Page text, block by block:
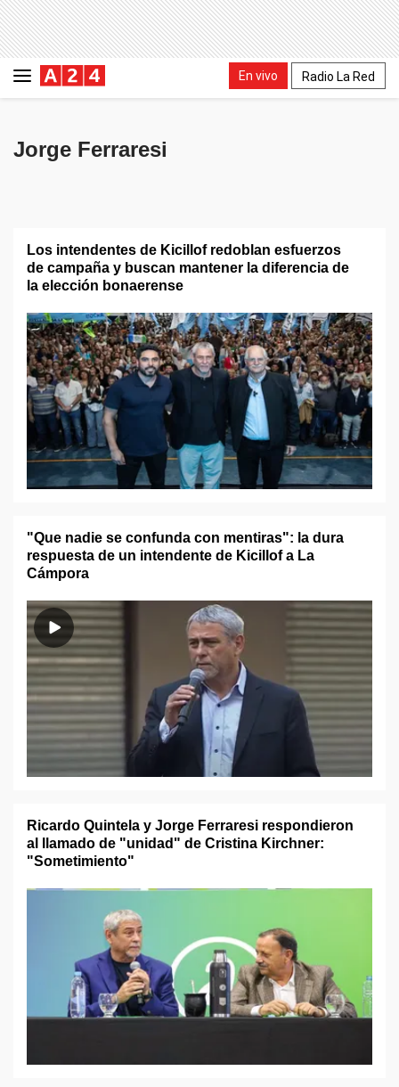
En vivo Radio La Red
Jorge Ferraresi
Los intendentes de Kicillof redoblan esfuerzos
de campaña y buscan mantener la diferencia de
la elección bonaerense
"Que nadie se confunda con mentiras": la dura
respuesta de un intendente de Kicillof a La
Cámpora
Ricardo Quintela y Jorge Ferraresi respondieron
al llamado de "unidad" de Cristina Kirchner:
"Sometimiento"